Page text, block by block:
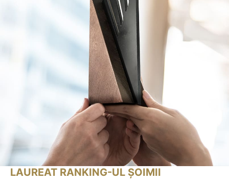
LAUREAT RANKING-UL ȘOIMII